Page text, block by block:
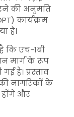
की अनुमति
कार्यक्रम
है।
कि एच-1बी
मार्ग के रूप
है। प्रस्ताव
नागरिकों के
और